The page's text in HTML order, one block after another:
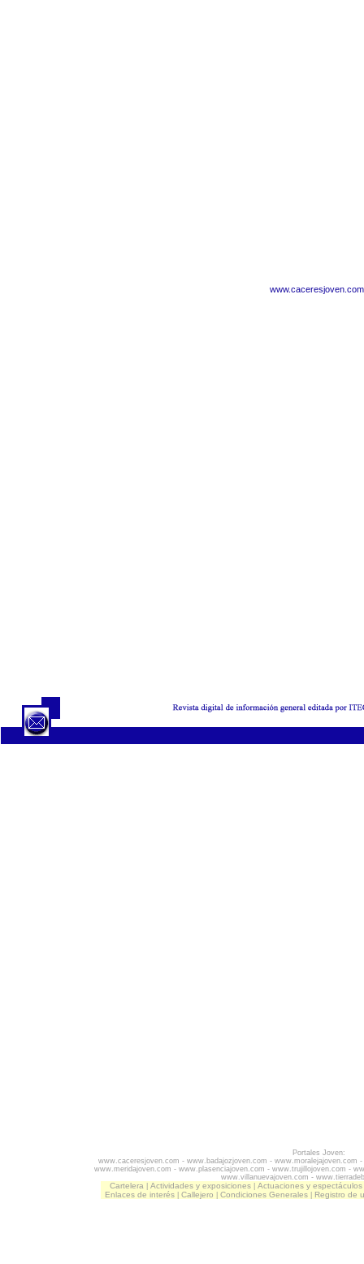
www.caceresjoven.com
Portales Joven:
www.caceresjoven.com - www.badajozjoven.com - www.moralejajoven.com -
www.meridajoven.com - www.plasenciajoven.com - www.trujillojoven.com -
www.villanuevajoven.com -
Cartelera| Actividades y exposiciones| Actuaciones y espectáculos
Enlaces de interés| Callejero Condiciones Generales| Registro de